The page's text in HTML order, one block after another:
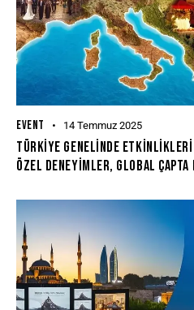
EVENT 14 Temmuz 2025
Türkiye Genelinde Etkinlikleri
Özel Deneyimler, Global Çapta